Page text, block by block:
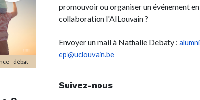
- débat
promouvoir ou organiser un événement en
collaboration l'AILouvain ?
Envoyer un mail à Nathalie Debaty :
epl@uclouvain.be
Suivez-nous